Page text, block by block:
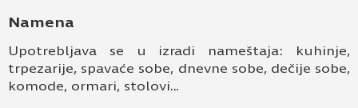
privatnosti
*
Prijavljujem se za vesti i obaveštenja putem
Namena
Upotrebljava se u izradi nameštaja: kuhinje,
trpezarije, spavaće sobe, dnevne sobe, dečije sobe,
komode, ormari, stolovi…